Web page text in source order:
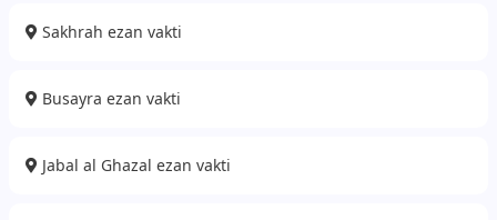
Sakhrah ezan vakti
Busayra ezan vakti
Jabal al Ghazal ezan vakti